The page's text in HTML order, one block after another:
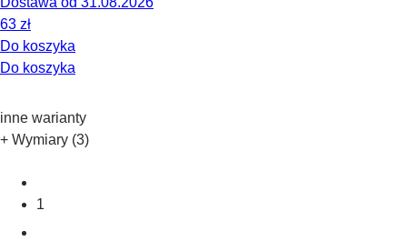
63 zł
Do koszyka
Do koszyka
inne warianty
+ Wymiary (3)
1